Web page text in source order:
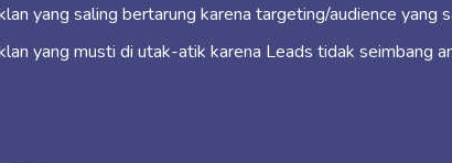
yang saling bertarung karena targeting/audience yang
yang musti di utak-atik karena Leads tidak seimbang